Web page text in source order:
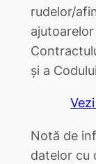
rudelor/
și a
Notă de
datelor cu